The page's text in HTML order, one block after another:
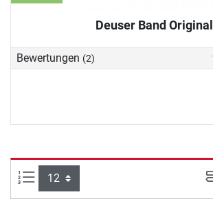
Deuser Band Original
Bewertungen (2)
Artikel pro Seite: